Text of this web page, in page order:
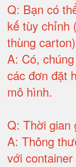
Q: Bạn có
kế tùy chỉnh
thùng carton)
A: Có,
các đơn đặt
mô hình.
Q: Thời gian
A: Thông
với